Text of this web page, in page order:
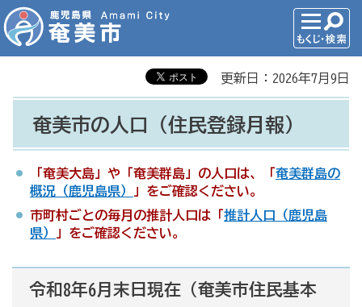
更新日：2026年7月9日
奄美市の人口（住民登録月報）
「奄美大島」や「奄美群島」の人口は、「奄美群島の
概況（鹿児島県）
」をご確認ください。
市町村ごとの毎月の推計人口は「推計人口（鹿児島
県）
」をご確認ください。
令和8年6月末 日現在（奄美市住民基本